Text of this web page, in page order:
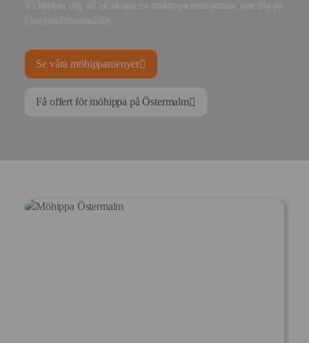
Se våra möhippamenyer
Få offert för möhippa på Östermalm